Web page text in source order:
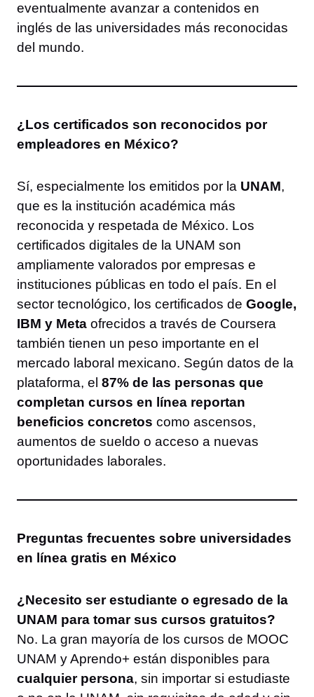
eventualmente avanzar a contenidos en
inglés de las universidades más reconocidas
del mundo.
¿Los certificados son reconocidos por
empleadores en México?
Sí, especialmente los emitidos por la UNAM,
que es la institución académica más
reconocida y respetada de México. Los
certificados digitales de la UNAM son
ampliamente valorados por empresas e
instituciones públicas en todo el país. En el
sector tecnológico, los certificados de Google,
IBM y Meta ofrecidos a través de Coursera
también tienen un peso importante en el
mercado laboral mexicano. Según datos de la
plataforma, el 87% de las personas que
completan cursos en línea reportan
beneficios concretos como ascensos,
aumentos de sueldo o acceso a nuevas
oportunidades laborales.
Preguntas frecuentes sobre universidades
en línea gratis en México
¿Necesito ser estudiante o egresado de la
UNAM para tomar sus cursos gratuitos?
No. La gran mayoría de los cursos de MOOC
UNAM y Aprendo+ están disponibles para
cualquier persona, sin importar si estudiaste